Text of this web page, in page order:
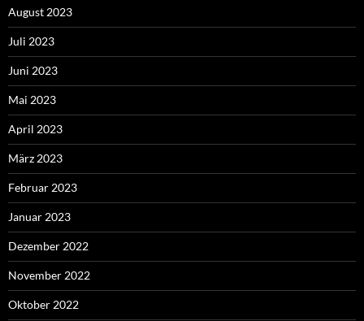
August 2023
Juli 2023
Juni 2023
Mai 2023
April 2023
März 2023
Februar 2023
Januar 2023
Dezember 2022
November 2022
Oktober 2022